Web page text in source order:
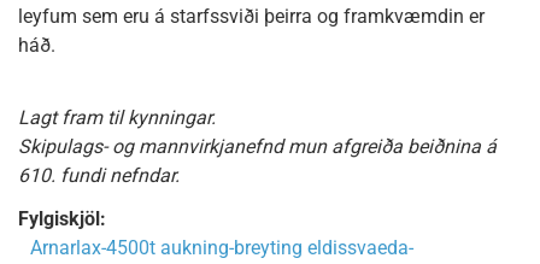
leyfum sem eru á starfssviði þeirra og framkvæmdin er
háð.
Lagt fram til kynningar.
Skipulags- og mannvirkjanefnd mun afgreiða beiðnina á
610. fundi nefndar.
Fylgiskjöl:
Arnarlax-4500t aukning-breyting eldissvaeda-